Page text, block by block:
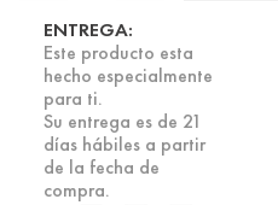
ENTREGA:
Este producto esta
hecho especialmente
para ti.
Su entrega es de 21
días hábiles a partir
de la fecha de
compra.